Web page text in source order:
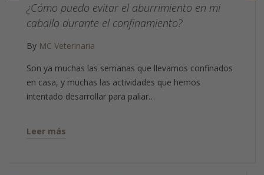
¿Cómo puedo evitar el aburrimiento en mi
caballo durante el confinamiento?
By MC Veterinaria
Son ya muchas las semanas que llevamos confinados
en casa, y muchas las actividades que hemos
intentado desarrollar para paliar…
Leer más